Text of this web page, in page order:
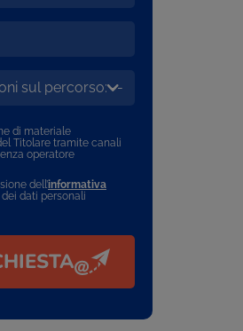
di materiale
Titolare tramite canali
operatore
dell’informativa
dati personali